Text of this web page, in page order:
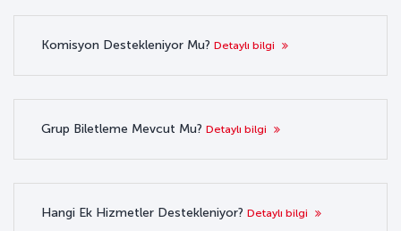
Komisyon Destekleniyor Mu? Detaylı bilgi
Grup Biletleme Mevcut Mu? Detaylı bilgi
Hangi Ek Hizmetler Destekleniyor? Detaylı bilgi